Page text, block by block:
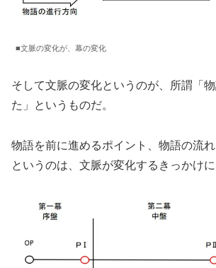
■文脈の変化が、幕の変化
そして文脈の変化というのが、所謂「
た」というものだ。
物語を前に進めるポイント、物語の流
というのは、文脈が変化するきっかけに